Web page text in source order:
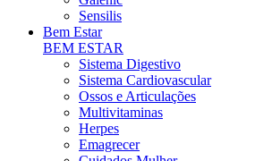
Sensilis
Bem Estar
BEM ESTAR
Sistema Digestivo
Sistema Cardiovascular
Ossos e Articulações
Multivitaminas
Herpes
Emagrecer